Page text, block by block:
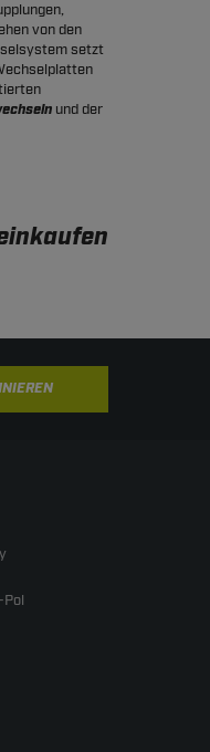
von den
setzt
und der
Pol